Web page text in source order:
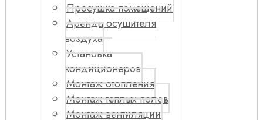
Просушка помещений
Аренда осушителя
воздуха
Установка
кондиционеров
Монтаж отопления
Монтаж теплых полов
Монтаж вентиляции